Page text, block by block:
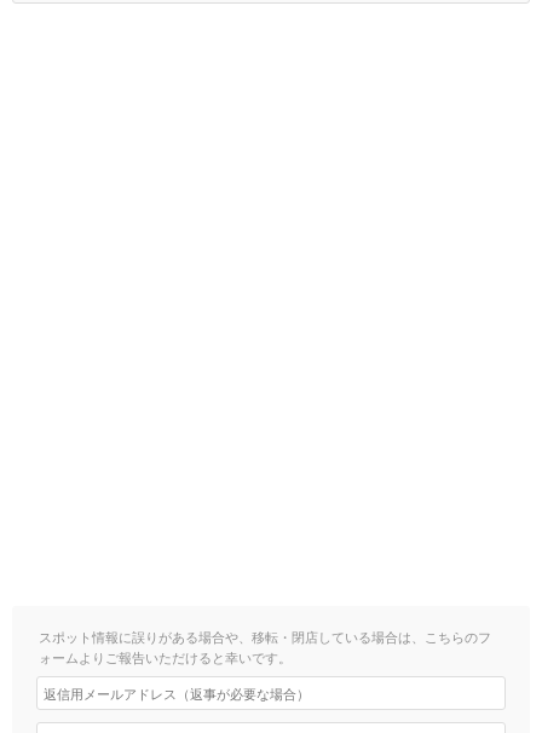
スポット情報に誤りがある場合や、移転・閉店している場合は、こちらのフ
ォームよりご報告いただけると幸いです。